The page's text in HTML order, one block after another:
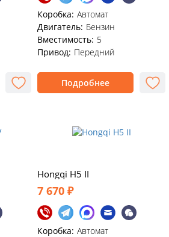
Коробка: Автомат
Двигатель: Бензин
Вместимость: 5
Привод: Передний
Подробнее
Hongqi H5 II
7 670 ₽
Коробка: Автомат